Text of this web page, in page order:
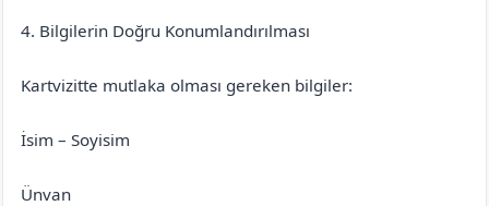
4. Bilgilerin Doğru Konumlandırılması
Kartvizitte mutlaka olması gereken bilgiler:
İsim – Soyisim
Ünvan